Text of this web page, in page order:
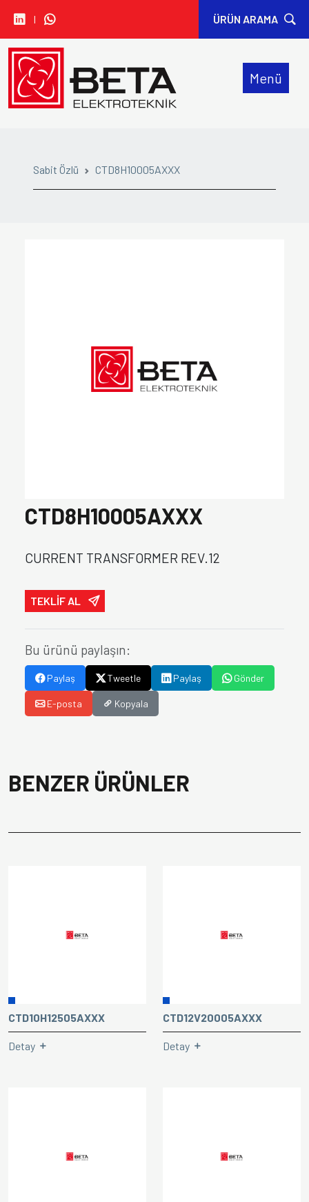
I ÜRÜN ARAMA
Menü
Sabit Özlü CTD8H10005AXXX
CTD8H10005AXXX
CURRENT TRANSFORMER REV.12
TEKLİF AL
Bu ürünü paylaşın:
Paylaş Tweetle Paylaş Gönder
E-posta Kopyala
BENZER ÜRÜNLER
CTD10H12505AXXX
Detay
CTD12V20005AXXX
Detay
• CARLO GAVAZZI
• IDEM SAFETY
• ORION FANS